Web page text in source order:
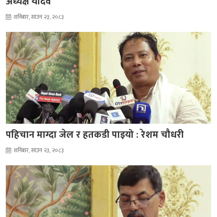
शनिबार, साउन २३, २०८३
पहिचान माग्दा जेल र हतकडी पाइयो : रेशम चौधरी
शनिबार, साउन २३, २०८३